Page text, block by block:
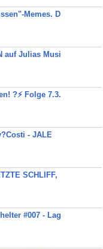
Memes. D
auf Julias Musi
?⚡️ Folge 7.3.
- JALE
SCHLIFF,
#007 - Lag